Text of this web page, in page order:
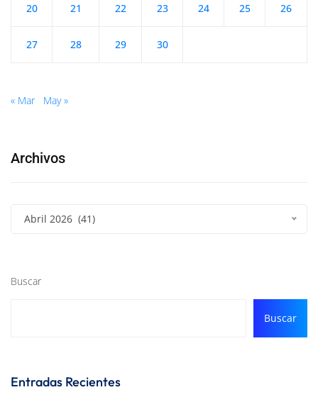
20 21 22 23 24 25 26
27 28 29 30
« Mar May »
Archivos
Abril 2026 (41)
Buscar
Buscar
Entradas Recientes